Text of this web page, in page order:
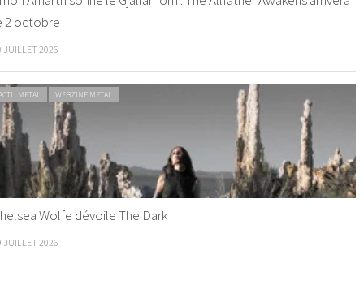
2 octobre
JUILLET 2026
METAL WEBZINE METAL
Wolfe dévoile The Dark
JUILLET 2026